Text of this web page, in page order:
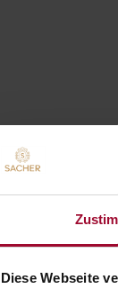
Diese Webseite